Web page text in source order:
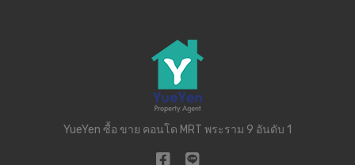
YueYen ซื้อ ขาย คอนโด MRT พระราม 9 อันดับ 1